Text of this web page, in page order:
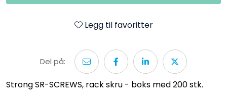
Legg til favoritter
Del på:
Strong SR-SCREWS, rack skru - boks med 200 stk.